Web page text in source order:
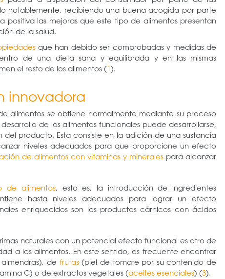
notablemente, recibiendo una buena acogida por parte
positiva las mejoras que este tipo de alimentos presentan
de la salud.
que han debido ser comprobadas y medidas de
de una dieta sana y equilibrada y en las mismas
el resto de los alimentos (1).
innovadora
alimentos se obtiene normalmente mediante su proceso
de los alimentos funcionales puede desarrollarse,
producto. Esta consiste en la adición de una sustancia
niveles adecuados para que proporcione un efecto
de alimentos con vitaminas y minerales para alcanzar
de alimentos, esto es, la introducción de ingredientes
hasta niveles adecuados para lograr un efecto
enriquecidos son los productos cárnicos con ácidos
naturales con un potencial efecto funcional es otro de
a los alimentos. En este sentido, es frecuente encontrar
de frutas(piel de tomate por su contenido de
C) o de extractos vegetales (aceites esenciales) (3).